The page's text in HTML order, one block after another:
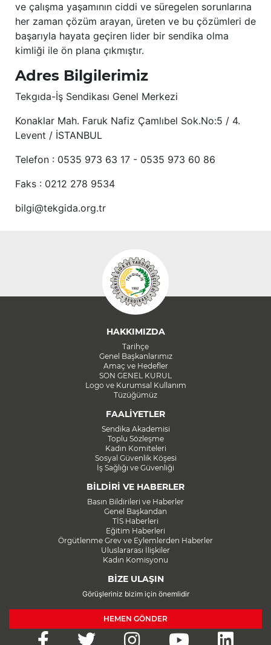
ve çalışma yaşamının ciddi ve süregelen sorunlarına
her zaman çözüm arayan, üreten ve bu çözümleri de
başarıyla hayata geçiren lider bir sendika olma
kimliği ile ön plana çıkmıştır.
Adres Bilgilerimiz
Tekgıda-İş Sendikası Genel Merkezi
Konaklar Mah. Faruk Nafiz Çamlıbel Sok.No:5 / 4.
Levent / İSTANBUL
Telefon : 0535 973 63 17 - 0535 973 60 86
Faks : 0212 278 9534
bilgi@tekgida.org.tr
HAKKIMIZDA
Tarihçe
Genel Başkanlarımız
Amaç ve Hedefler
SON GENEL KURUL
Logo ve Kurumsal Kullanım
Tüzüğümüz
FAALİYETLER
Sendika Akademisi
Toplu Sözleşme
Kadın Komiteleri
Sosyal Güvenlik Köşesi
İş Sağlığı ve Güvenliği
BİLDİRİ VE HABERLER
Basın Bildirileri ve Haberler
Genel Başkandan
TİS Haberleri
Eğitim Haberleri
Örgütlenme Grev ve Eylemlerden Haberler
Uluslararası İlişkiler
Kadın Komisyonu
BİZE ULAŞIN
Görüşleriniz bizim için önemlidir
HEMEN GÖNDER